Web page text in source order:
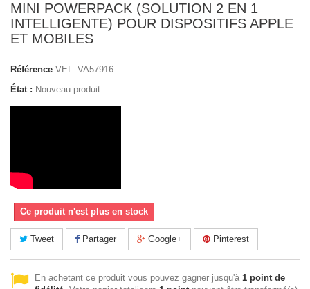
MINI POWERPACK (SOLUTION 2 EN 1
INTELLIGENTE) POUR DISPOSITIFS APPLE
ET MOBILES
Référence VEL_VA57916
État : Nouveau produit
Ce produit n'est plus en stock
Tweet Partager Google+ Pinterest
En achetant ce produit vous pouvez gagner jusqu'à 1 point de